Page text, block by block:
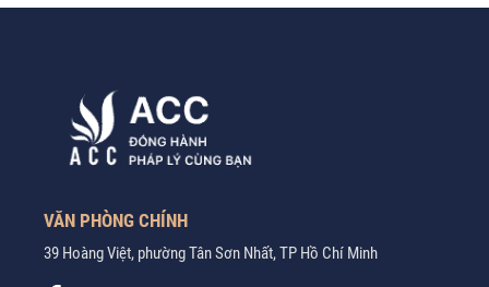
VĂN PHÒNG CHÍNH
39 Hoàng Việt, phường Tân Sơn Nhất, TP Hồ Chí Minh